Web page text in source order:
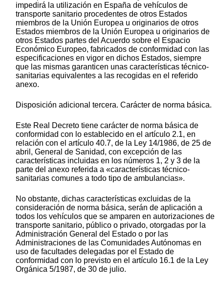
impedirá la utilización en España de vehículos de
transporte sanitario procedentes de otros Estados
miembros de la Unión Europea u originarios de otros
Estados miembros de la Unión Europea u originarios de
otros Estados partes del Acuerdo sobre el Espacio
Económico Europeo, fabricados de conformidad con las
especificaciones en vigor en dichos Estados, siempre
que las mismas garanticen unas características técnico-
sanitarias equivalentes a las recogidas en el referido
anexo.
Disposición adicional tercera. Carácter de norma básica.
Este Real Decreto tiene carácter de norma básica de
conformidad con lo establecido en el artículo 2.1, en
relación con el artículo 40.7, de la Ley 14/1986, de 25 de
abril, General de Sanidad, con excepción de las
características incluidas en los números 1, 2 y 3 de la
parte del anexo referida a «características técnico-
sanitarias comunes a todo tipo de ambulancias».
No obstante, dichas características excluidas de la
consideración de norma básica, serán de aplicación a
todos los vehículos que se amparen en autorizaciones de
transporte sanitario, público o privado, otorgadas por la
Administración General del Estado o por las
Administraciones de las Comunidades Autónomas en
uso de facultades delegadas por el Estado de
conformidad con lo previsto en el artículo 16.1 de la Ley
Orgánica 5/1987, de 30 de julio.